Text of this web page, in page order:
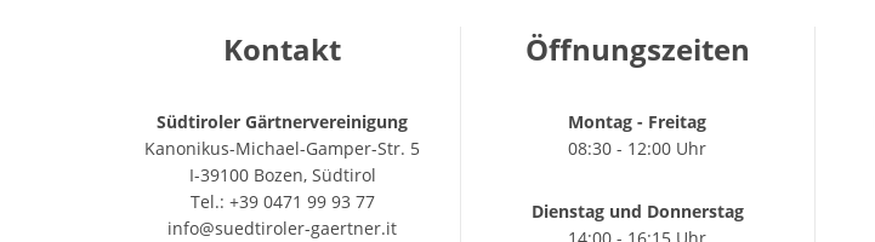
Kontakt
Südtiroler Gärtnervereinigung
Kanonikus-Michael-Gamper-Str. 5
I-39100 Bozen, Südtirol
Tel.: +39 0471 99 93 77
info@suedtiroler-gaertner.it
Öffnungszeiten
Montag - Freitag
08:30 - 12:00 Uhr
Dienstag und Donnerstag